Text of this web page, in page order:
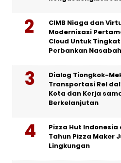
CIMB Niaga dan
Modernisasi
Cloud Untuk
Perbankan
Dialog Tiongkok-
Transportasi Rel
Kota dan Kerja
Berkelanjutan
Pizza Hut Indonesia
Tahun Pizza Maker
Lingkungan